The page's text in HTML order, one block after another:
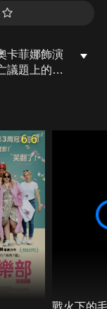
卡菲娜飾演
議題上的衝
來見奶奶
6.6
戰火下的